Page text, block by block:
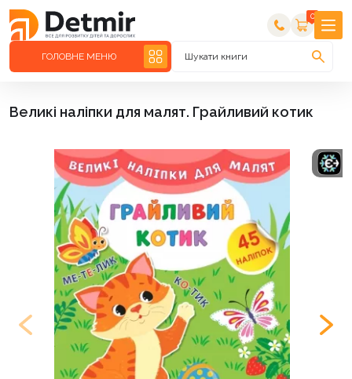
0
ГОЛОВНЕ МЕНЮ Шукати книги
Великі наліпки для малят. Грайливий котик